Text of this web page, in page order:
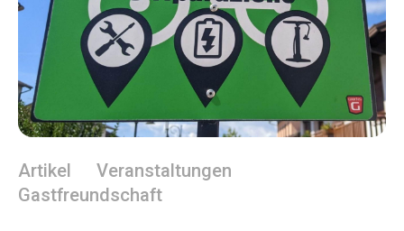
Artikel
Veranstaltungen
Gastfreundschaft